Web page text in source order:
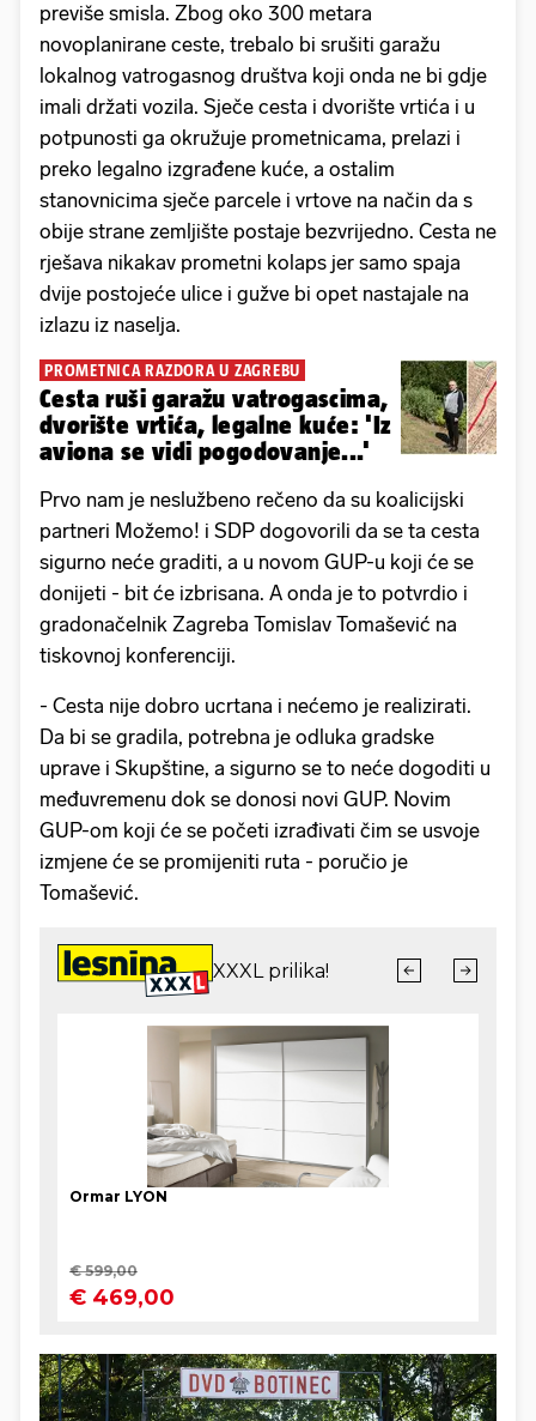
previše smisla. Zbog oko 300 metara
novoplanirane ceste, trebalo bi srušiti garažu
lokalnog vatrogasnog društva koji onda ne bi gdje
imali držati vozila. Sječe cesta i dvorište vrtića i u
potpunosti ga okružuje prometnicama, prelazi i
preko legalno izgrađene kuće, a ostalim
stanovnicima sječe parcele i vrtove na način da s
obije strane zemljište postaje bezvrijedno. Cesta ne
rješava nikakav prometni kolaps jer samo spaja
dvije postojeće ulice i gužve bi opet nastajale na
izlazu iz naselja.
PROMETNICA RAZDORA U ZAGREBU
Cesta ruši garažu vatrogascima,
dvorište vrtića, legalne kuće: 'Iz
aviona se vidi pogodovanje...'
Prvo nam je neslužbeno rečeno da su koalicijski
partneri Možemo! i SDP dogovorili da se ta cesta
sigurno neće graditi, a u novom GUP-u koji će se
donijeti - bit će izbrisana. A onda je to potvrdio i
gradonačelnik Zagreba Tomislav Tomašević na
tiskovnoj konferenciji.
- Cesta nije dobro ucrtana i nećemo je realizirati.
Da bi se gradila, potrebna je odluka gradske
uprave i Skupštine, a sigurno se to neće dogoditi u
međuvremenu dok se donosi novi GUP. Novim
GUP-om koji će se početi izrađivati čim se usvoje
izmjene će se promijeniti ruta - poručio je
Tomašević.